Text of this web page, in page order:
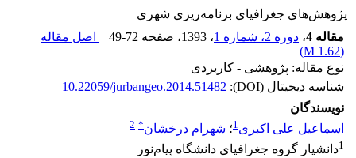
پژوهش‌های جغرافیای برنامه‌ریزی شهری
مقاله 4
، دوره 2، شماره 1 ، 1393 ، صفحه 49-72
اصل مقاله
(
1.62 M
)
نوع مقاله: پژوهشی - کاربردی
شناسه دیجیتال (DOI):
10.22059/jurbangeo.2014.51482
نویسندگان
اسماعیل علی اکبری1؛ شهرام درخشان*
2
1دانشیار گروه جغرافیای دانشگاه پیام‌نور